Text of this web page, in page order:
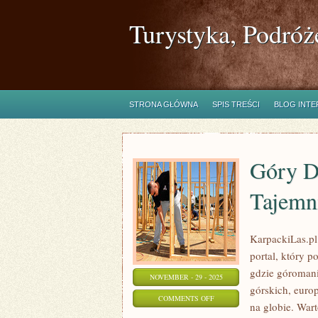
Turystyka,
STRONA GŁÓWNA SPIS TREŚCI BLOG
NOVEMBER - 29 - 2025
COMMENTS OFFON
Góry
portal, który
gdzie
górskich,
na globie.